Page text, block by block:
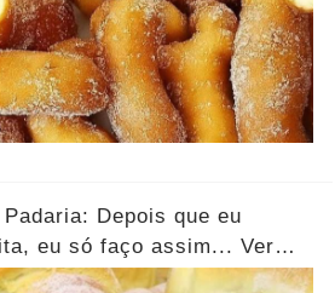
Depois que eu
eu só faço assim... Ver